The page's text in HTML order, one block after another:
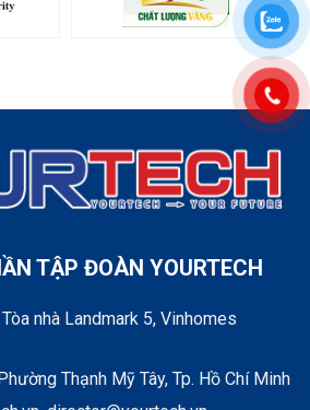
TẬP ĐOÀN YOURTECH
nhà Landmark 5, Vinhomes
Thạnh Mỹ Tây, Tp. Hồ Chí Minh